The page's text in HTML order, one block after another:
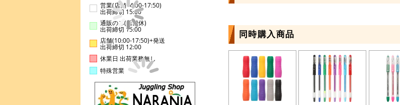
営業(店舗14:00-17:50)
出荷締切 15:00
通販のみ(店舗休)
出荷締切 15:00
店舗(10:00-17:50)+発送
出荷締切 12:00
休業日 出荷業務無し
特殊営業
同時購入商品